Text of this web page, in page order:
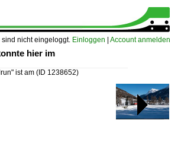
sind nicht eingeloggt. Einloggen Account anmelden
hier im
ist am (ID 1238652)